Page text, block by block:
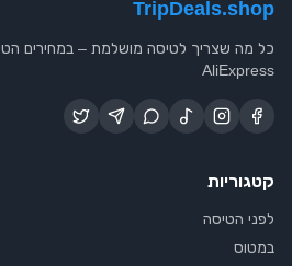
TripDeals.shop
כל מה שצריך לטיסה מושלמת – במחירים
AliExpress
קטגוריות
לפני הטיסה
במטוס